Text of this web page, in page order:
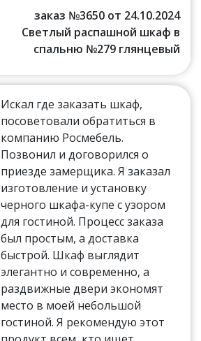
заказ №3650 от 24.10.2024
Светлый распашной шкаф в
спальню №279 глянцевый
Искал где заказать шкаф,
посоветовали обратиться в
компанию Росмебель.
Позвонил и договорился о
приезде замерщика. Я заказал
изготовление и установку
черного шкафа-купе с узором
для гостиной. Процесс заказа
был простым, а доставка
быстрой. Шкаф выглядит
элегантно и современно, а
раздвижные двери экономят
место в моей небольшой
гостиной. Я рекомендую этот